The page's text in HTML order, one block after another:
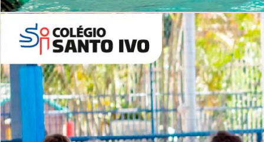
Período Integral | Saiba mais
Lista de vídeos